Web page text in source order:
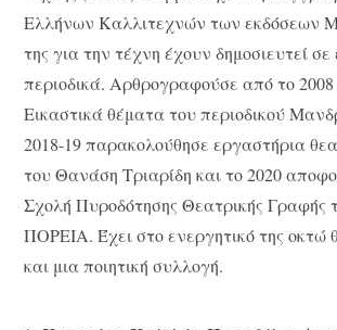
Ελλήνων Καλλιτεχνών των εκδόσεων
της για την τέχνη έχουν δημοσιευτεί σε
περιοδικά. Αρθρογραφούσε από το
Εικαστικά θέματα του περιοδικού
2018-19 παρακολούθησε εργαστήρια
του Θανάση Τριαρίδη και το 2020
Σχολή Πυροδότησης Θεατρικής Γραφής
ΠΟΡΕΙΑ. Έχει στο ενεργητικό της οκτώ
και μια ποιητική συλλογή.